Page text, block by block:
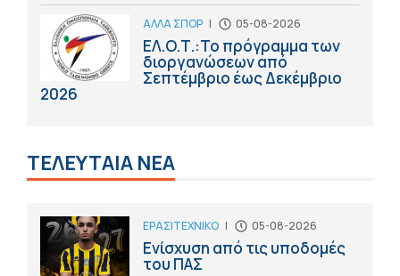
ΑΛΛΑ ΣΠΟΡ | 05-08-2026
ΕΛ.Ο.Τ.:Το πρόγραμμα των
διοργανώσεων από
Σεπτέμβριο έως Δεκέμβριο
2026
ΤΕΛΕΥΤΑΙΑ ΝΕΑ
ΕΡΑΣΙΤΕΧΝΙΚΟ | 05-08-2026
Ενίσχυση από τις υποδομές
του ΠΑΣ